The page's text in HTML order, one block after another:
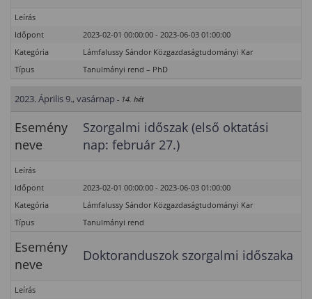
Leírás
Időpont
2023-02-01 00:00:00 - 2023-06-03 01:00:00
Kategória
Lámfalussy Sándor Közgazdaságtudományi Kar
Típus
Tanulmányi rend – PhD
2023. Április 9., vasárnap - 14. hét
Esemény
neve
Szorgalmi időszak (első oktatási
nap: február 27.)
Leírás
Időpont
2023-02-01 00:00:00 - 2023-06-03 01:00:00
Kategória
Lámfalussy Sándor Közgazdaságtudományi Kar
Típus
Tanulmányi rend
Esemény
neve
Doktoranduszok szorgalmi időszaka
Leírás